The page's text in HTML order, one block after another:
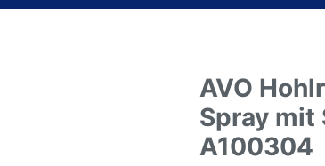
AVO
Spray mit
A100304